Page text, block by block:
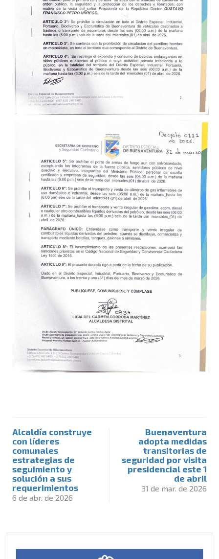
Alcaldía construye
con líderes
comunales
estrategias de
seguimiento y
solución a sus
requerimientos
6 de abr. de 2026
Buenaventura
adopta medidas
transitorias de
seguridad por visita
presidencial este 1
de abril
31 de mar. de 2026